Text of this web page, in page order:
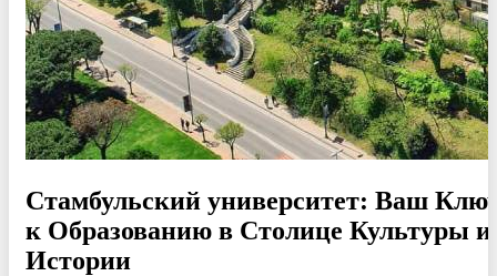
Стамбульский университет: Ваш
к Образованию в Столице Культуры и
Истории